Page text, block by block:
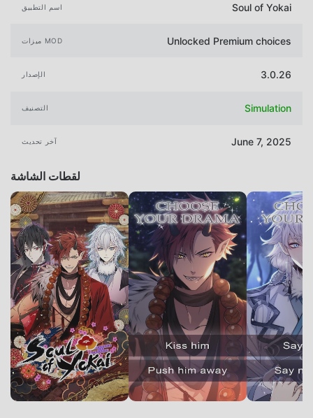
اسم التطبيق Soul of Yokai
ميزات MOD Unlocked Premium choices
الإصدار 3.0.26
التصنيف Simulation
آخر تحديث June 7, 2025
لقطات الشاشة